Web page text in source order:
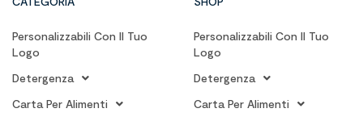
Personalizzabili Con Il Tuo
Logo
Detergenza
Carta Per Alimenti
Personalizzabili Con Il Tuo
Logo
Detergenza
Carta Per Alimenti